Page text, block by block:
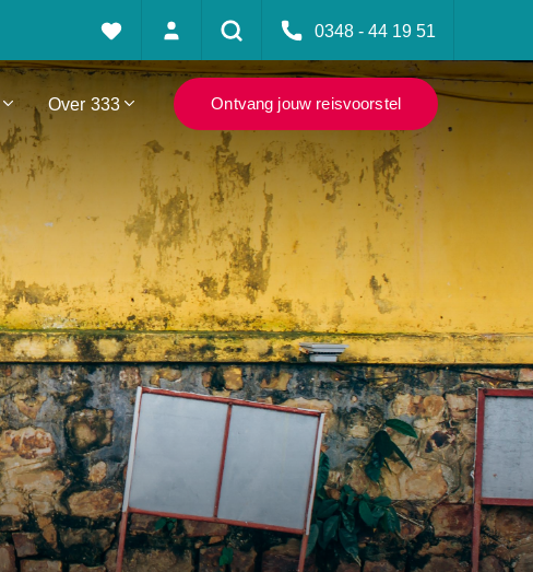
0348 - 44 19 51
Over 333 Ontvang jouw reisvoorstel